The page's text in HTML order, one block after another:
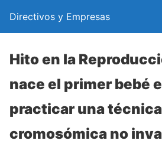
Directivos y Empresas
Hito en la
nace el primer bebé
practicar una técnica
cromosómica no